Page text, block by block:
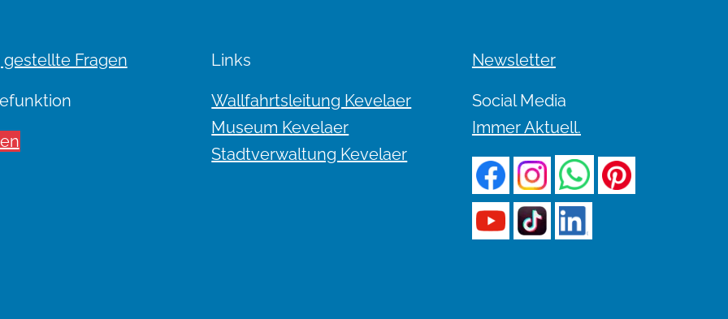
gestellte Fragen Links
Wallfahrtsleitung Kevelaer
Museum Kevelaer
Stadtverwaltung Kevelaer
Newsletter
Social Media
Immer Aktuell.